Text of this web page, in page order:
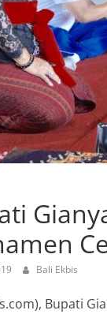
Bali Ekbis
Bupati